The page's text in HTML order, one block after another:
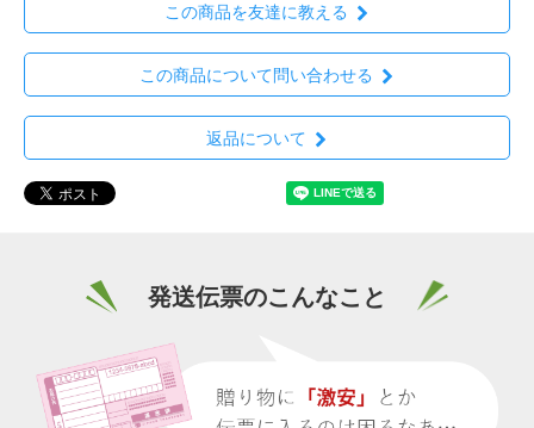
この商品を友達に教える
この商品について問い合わせる
返品について
発送伝票のこんなこと